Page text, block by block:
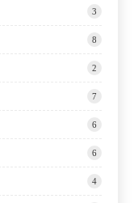
3
8
2
7
6
6
4